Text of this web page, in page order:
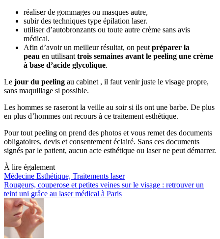
réaliser de gommages ou masques autre,
subir des techniques type épilation laser.
utiliser d’autobronzants ou toute autre crème sans avis
médical.
Afin d’avoir un meilleur résultat, on peut préparer la
peau en utilisant trois semaines avant le peeling une crème
à base d’acide glycolique.
Le jour du peeling au cabinet , il faut venir juste le visage propre,
sans maquillage si possible.
Les hommes se raseront la veille au soir si ils ont une barbe. De plus
en plus d’hommes ont recours à ce traitement esthétique.
Pour tout peeling on prend des photos et vous remet des documents
obligatoires, devis et consentement éclairé. Sans ces documents
signés par le patient, aucun acte esthétique ou laser ne peut démarrer.
À lire également
Médecine Esthétique, Traitements laser
Rougeurs, couperose et petites veines sur le visage : retrouver un
teint uni grâce au laser médical à Paris